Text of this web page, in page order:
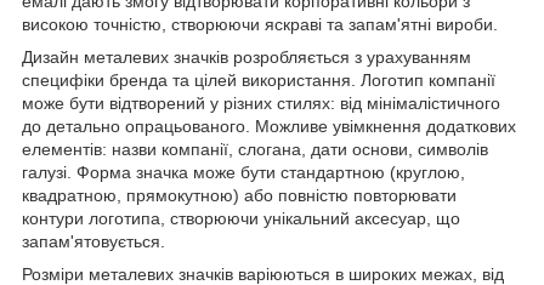
високою точністю, створюючи яскраві та запам'ятні вироби.
Дизайн металевих значків розробляється з урахуванням
специфіки бренда та цілей використання. Логотип компанії
може бути відтворений у різних стилях: від мінімалістичного
до детально опрацьованого. Можливе увімкнення додаткових
елементів: назви компанії, слогана, дати основи, символів
галузі. Форма значка може бути стандартною (круглою,
квадратною, прямокутною) або повністю повторювати
контури логотипа, створюючи унікальний аксесуар, що
запам'ятовується.
Розміри металевих значків варіюються в широких межах, від